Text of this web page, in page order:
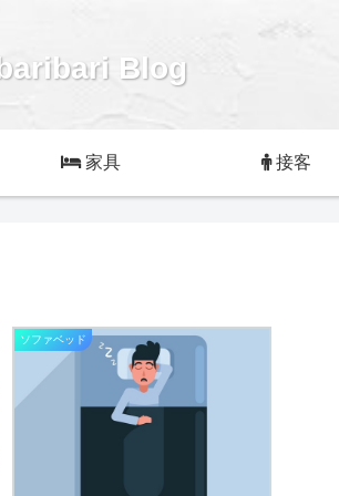
baribari Blog
家具 接客
ソファベッド